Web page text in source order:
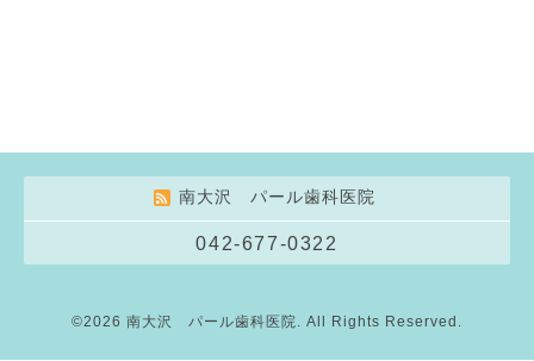
南大沢 パール歯科医院
042-677-0322
©2026 南大沢 パール歯科医院. All Rights Reserved.